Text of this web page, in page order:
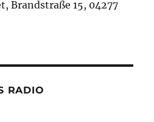
Brandstraße 15, 04277
RADIO